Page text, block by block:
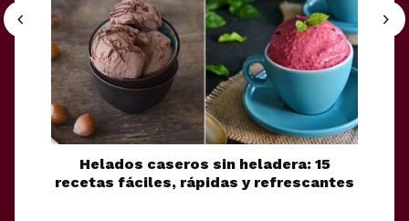
Helados caseros sin heladera: 15
recetas fáciles, rápidas y refrescantes